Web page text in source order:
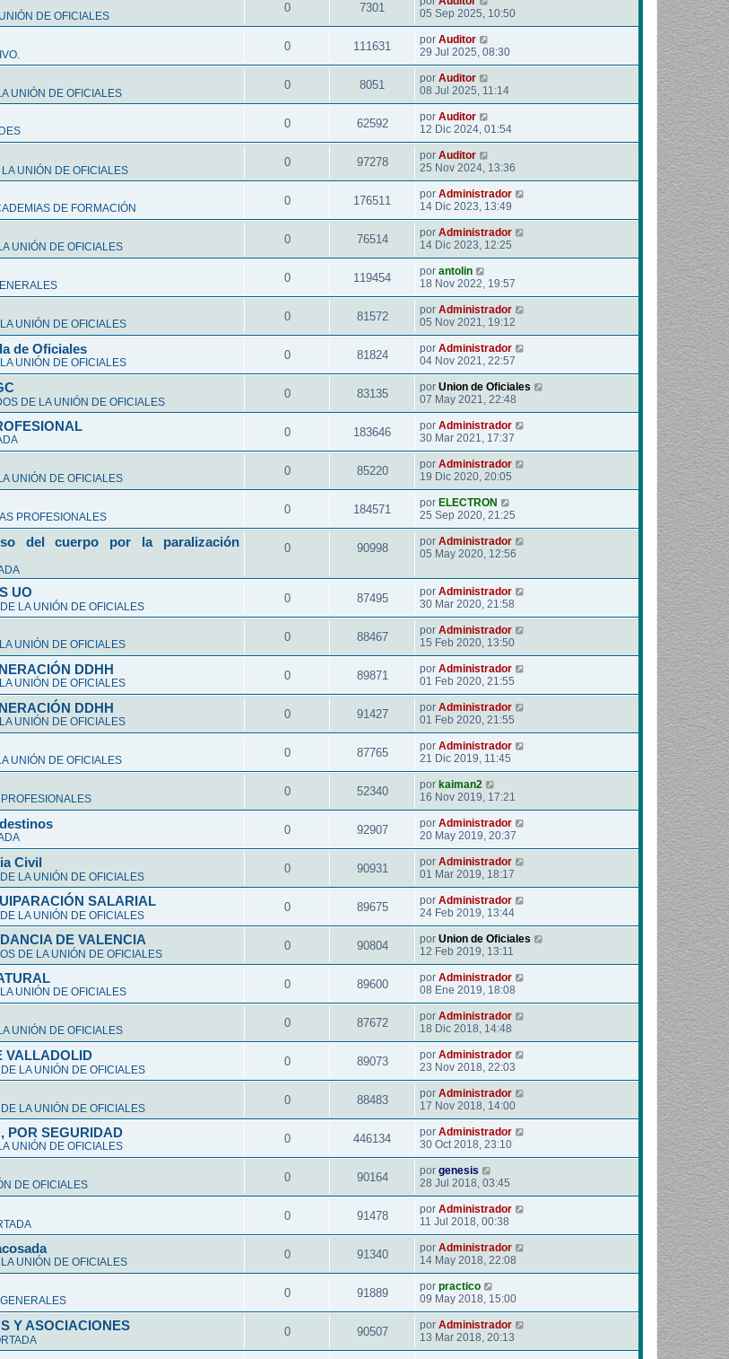
DE OFICIALES
0 7301
05 Sep 2025, 10:50
0 111631 por Auditor
29 Jul 2025, 08:30
UNIÓN DE OFICIALES
0 8051 por Auditor
08 Jul 2025, 11:14
0 62592 por Auditor
12 Dic 2024, 01:54
UNIÓN DE OFICIALES
0 97278 por Auditor
25 Nov 2024, 13:36
DE FORMACIÓN
0 176511 por Administrador
14 Dic 2023, 13:49
UNIÓN DE OFICIALES
0 76514 por Administrador
14 Dic 2023, 12:25
0 119454 por antolin
18 Nov 2022, 19:57
UNIÓN DE OFICIALES
0 81572 por Administrador
05 Nov 2021, 19:12
de Oficiales
UNIÓN DE OFICIALES
0 81824 por Administrador
04 Nov 2021, 22:57
DE LA UNIÓN DE OFICIALES
0 83135 por Union de Oficiales
07 May 2021, 22:48
0 183646 por Administrador
30 Mar 2021, 17:37
UNIÓN DE OFICIALES
0 85220 por Administrador
19 Dic 2020, 20:05
PROFESIONALES
0 184571 por ELECTRON
25 Sep 2020, 21:25
del cuerpo por la paralización
0 90998 por Administrador
05 May 2020, 12:56
UO
LA UNIÓN DE OFICIALES
0 87495 por Administrador
30 Mar 2020, 21:58
UNIÓN DE OFICIALES
0 88467 por Administrador
15 Feb 2020, 13:50
DDHH
UNIÓN DE OFICIALES
0 89871 por Administrador
01 Feb 2020, 21:55
DDHH
UNIÓN DE OFICIALES
0 91427 por Administrador
01 Feb 2020, 21:55
UNIÓN DE OFICIALES
0 87765 por Administrador
21 Dic 2019, 11:45
0 52340 por kaiman2
16 Nov 2019, 17:21
0 92907 por Administrador
20 May 2019, 20:37
Civil
LA UNIÓN DE OFICIALES
0 90931 por Administrador
01 Mar 2019, 18:17
SALARIAL
LA UNIÓN DE OFICIALES
0 89675 por Administrador
24 Feb 2019, 13:44
DE VALENCIA
DE LA UNIÓN DE OFICIALES
0 90804 por Union de Oficiales
12 Feb 2019, 13:11
UNIÓN DE OFICIALES
0 89600 por Administrador
08 Ene 2019, 18:08
UNIÓN DE OFICIALES
0 87672 por Administrador
18 Dic 2018, 14:48
VALLADOLID
LA UNIÓN DE OFICIALES
0 89073 por Administrador
23 Nov 2018, 22:03
LA UNIÓN DE OFICIALES
0 88483 por Administrador
17 Nov 2018, 14:00
POR SEGURIDAD
UNIÓN DE OFICIALES
0 446134 por Administrador
30 Oct 2018, 23:10
DE OFICIALES
0 90164 por genesis
28 Jul 2018, 03:45
0 91478 por Administrador
11 Jul 2018, 00:38
UNIÓN DE OFICIALES
0 91340 por Administrador
14 May 2018, 22:08
0 91889 por practico
09 May 2018, 15:00
Y ASOCIACIONES 0 90507 por Administrador
13 Mar 2018, 20:13